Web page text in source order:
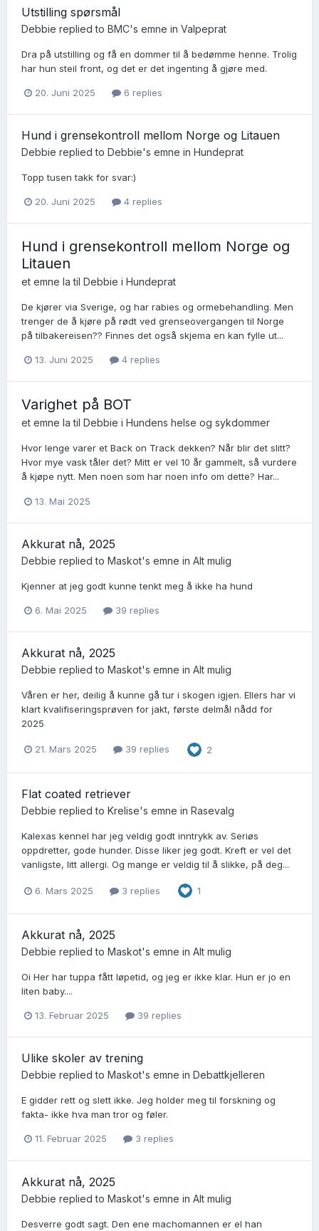
Utstilling spørsmål
Debbie replied to BMC's emne in Valpeprat
Dra på utstilling og få en dommer til å bedømme henne. Trolig
har hun steil front, og det er det ingenting å gjøre med.
20. Juni 2025 6 replies
Hund i grensekontroll mellom Norge og Litauen
Debbie replied to Debbie's emne in Hundeprat
Topp tusen takk for svar:)
20. Juni 2025 4 replies
Hund i grensekontroll mellom Norge og
Litauen
et emne la til Debbie i Hundeprat
De kjører via Sverige, og har rabies og ormebehandling. Men
trenger de å kjøre på rødt ved grenseovergangen til Norge
på tilbakereisen?? Finnes det også skjema en kan fylle ut...
13. Juni 2025 4 replies
Varighet på BOT
et emne la til Debbie i Hundens helse og sykdommer
Hvor lenge varer et Back on Track dekken? Når blir det slitt?
Hvor mye vask tåler det? Mitt er vel 10 år gammelt, så vurdere
å kjøpe nytt. Men noen som har noen info om dette? Har...
13. Mai 2025
Akkurat nå, 2025
Debbie replied to Maskot's emne in Alt mulig
Kjenner at jeg godt kunne tenkt meg å ikke ha hund
6. Mai 2025 39 replies
Akkurat nå, 2025
Debbie replied to Maskot's emne in Alt mulig
Våren er her, deilig å kunne gå tur i skogen igjen. Ellers har vi
klart kvalifiseringsprøven for jakt, første delmål nådd for
2025
21. Mars 2025 39 replies 2
Flat coated retriever
Debbie replied to Krelise's emne in Rasevalg
Kalexas kennel har jeg veldig godt inntrykk av. Seriøs
oppdretter, gode hunder. Disse liker jeg godt. Kreft er vel det
vanligste, litt allergi. Og mange er veldig til å slikke, på deg...
6. Mars 2025 3 replies 1
Akkurat nå, 2025
Debbie replied to Maskot's emne in Alt mulig
Oi Her har tuppa fått løpetid, og jeg er ikke klar. Hun er jo en
liten baby....
13. Februar 2025 39 replies
Ulike skoler av trening
Debbie replied to Maskot's emne in Debattkjelleren
E gidder rett og slett ikke. Jeg holder meg til forskning og
fakta- ikke hva man tror og føler.
11. Februar 2025 3 replies
Akkurat nå, 2025
Debbie replied to Maskot's emne in Alt mulig
Desverre godt sagt. Den ene machomannen er el han